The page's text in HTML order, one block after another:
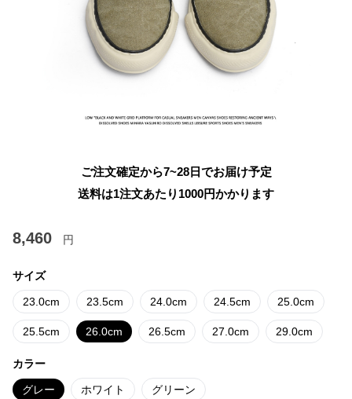
ご注文確定から7~28日でお届け予定
送料は1注文あたり 1000円かかります
8,460 円
サイズ
23.0cm 23.5cm 24.0cm 24.5cm 25.0cm
25.5cm 26.0cm 26.5cm 27.0cm 29.0cm
カラー
グレー ホワイト グリーン